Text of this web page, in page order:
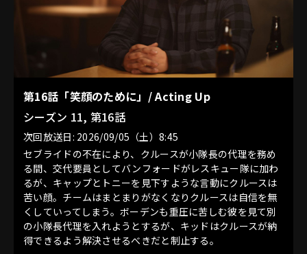
第16話「笑顔のために」/ Acting Up
シーズン 11, 第16話
次回放送日: 2026/09/05（土）8:45
セブライドの不在により、クルースが小隊長の代理を務め
る間、交代要員としてバンフォードがレスキュー隊に加わ
るが、キャップとトニーを見下すような言動にクルースは
苦い顔。チームはまとまりがなくなりクルースは自信を無
くしていってしまう。ボーデンも重圧に苦しむ彼を見て別
の小隊長代理を入れようとするが、キッドはクルースが納
得できるよう解決させるべきだと制止する。